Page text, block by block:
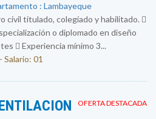
: Lambayeque
civil titulado, colegiado y habilitado. 
o diplomado en diseño
 Experiencia mínimo 3...
01
OFERTA DESTACADA